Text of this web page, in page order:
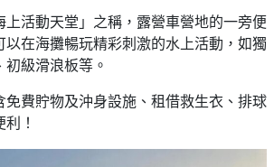
上活動天堂」之稱，露營車營地的一旁便
以在海攤暢玩精彩刺激的水上活動，如獨
級滑浪板等。
免費貯物及沖身設施、租借救生衣、排球
！